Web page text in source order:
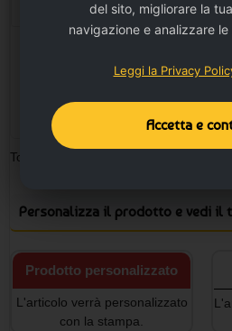
Totale pezzi:
Personalizza il prodotto e vedi il
Prodotto personalizzato
L'articolo verrà personalizzato
con la stampa.
del sito, migliorare la
navigazione e analizzare
Leggi la Privacy
Accetta e